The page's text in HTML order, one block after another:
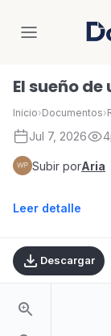
El sueño
Inicio›Documentos›
Jul 7, 2026 4
Subir porAria
Leer detalle
Descargar